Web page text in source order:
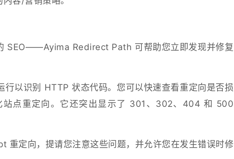
SEO——Ayima Redirect Path 可帮助您立即发现并修复
以识别 HTTP 状态代码。您可以快速查看重定向是否损
站点重定向。它还突出显示了 301、302、404 和 500
定向，提请您注意这些问题，并允许您在发生错误时修